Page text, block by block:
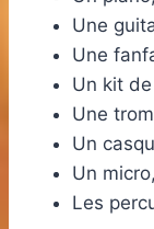
Une
Une
Un kit
Une
Un
Un micro,
Les